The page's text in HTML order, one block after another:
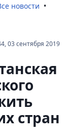
новости
03 сентября 2019
стран